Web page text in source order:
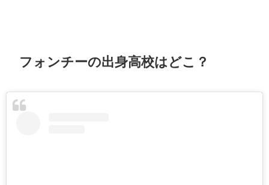
フォンチーの出身高校はどこ？